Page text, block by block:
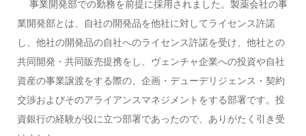
事業開発部での勤務を前提に採用されました。製薬会社の事
業開発部とは、自社の開発品を他社に対してライセンス許諾
し、他社の開発品の自社へのライセンス許諾を受け、他社との
共同開発・共同販売提携をし、ヴェンチャ企業への投資や自社
資産の事業譲渡をする際の、企画・デューデリジェンス・契約
交渉およびそのアライアンスマネジメントをする部署です。投
資銀行の経験が役に立つ部署であったので、ありがたく引き受